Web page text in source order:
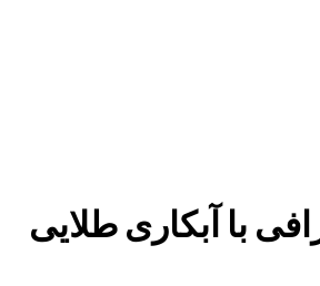
با آبکاری طلایی